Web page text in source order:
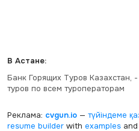
В Астане:
Банк Горящих Туров Казахстан,
туров по всем туроператорам
Реклама: cvgun.io— түйіндеме
resume builderwith examplesand